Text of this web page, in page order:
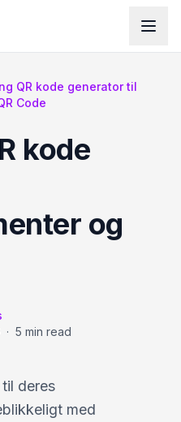
QR kode generator til
Code
kode
og
· 5 min read
deres
med